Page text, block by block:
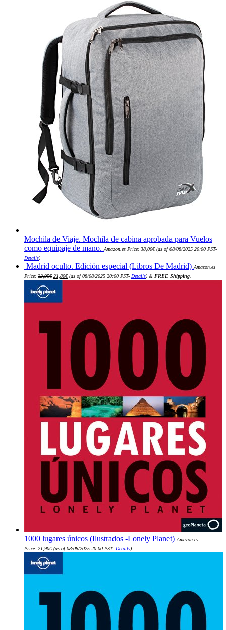
Mochila de Viaje. Mochila de cabina aprobada para Vuelos
como equipaje de mano. Amazon.es Price: 38,00€(as of 08/08/2025 20:00 PST-
Details)
Madrid oculto. Edición especial (Libros De Madrid) Amazon.es
Price: 22,95€ precio
era:
22,95€.
21,80€precio
(as of 08/08/2025 20:00 PST- Details) & FREE Shipping
1000 lugares únicos (Ilustrados -Lonely Planet) Amazon.es
Price: 21,90€(as of 08/08/2025 20:00 PST- Details)